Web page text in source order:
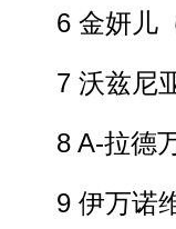
6 金妍儿（
7 沃兹尼亚
8 A-拉德万
9 伊万诺维